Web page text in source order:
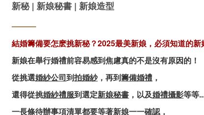
新秘 | 新娘秘書 | 新娘造型
結婚籌備要怎麽挑新秘？2025最美新娘，必須知道的
新娘在舉行婚禮前容易感到焦慮真的不是沒有原因的！
從挑選婚紗公司到拍婚紗，再到籌備婚禮 ，
還得從挑婚紗禮服到選定新娘秘書 ，以及婚禮攝影等等
一長條待辦事項清單都要等著新娘一一確認，